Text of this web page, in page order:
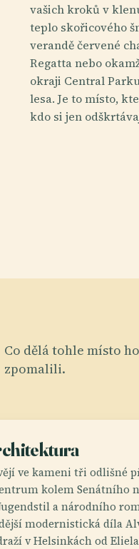
vašich kroků v
teplo skořicového
verandě červené
Regatta nebo
okraji Central
lesa. Je to místo,
kdo si jen
Co dělá tohle místo
zpomalili.
ve kameni tři odlišné
kolem Senátního
a národního
modernistická díla
v Helsinkách od